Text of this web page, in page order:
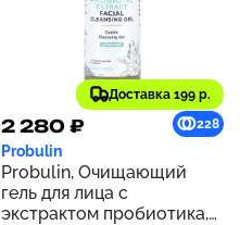
Доставка 199 р.
2 280 ₽ 228
Probulin
Probulin, Очищающий
гель для лица с
экстрактом пробиотика,